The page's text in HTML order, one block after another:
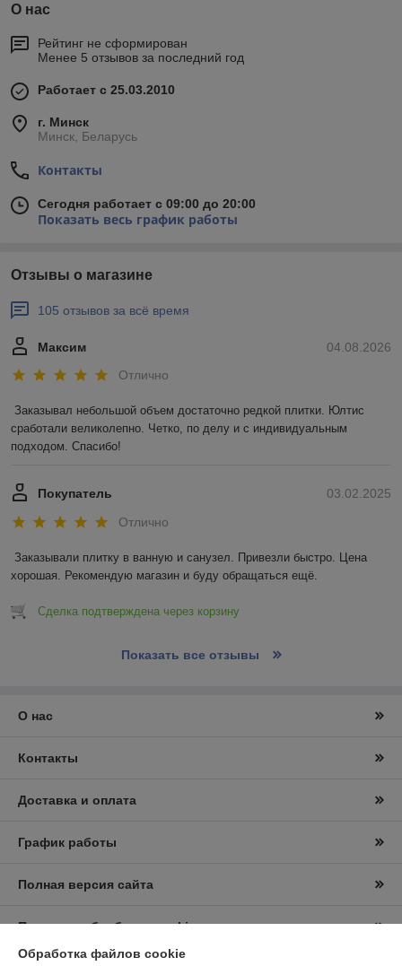
О нас
Рейтинг не сформирован
Менее 5 отзывов за последний год
Работает с 25.03.2010
г. Минск
Минск, Беларусь
Контакты
Сегодня работает с 09:00 до 20:00
Показать весь график работы
Отзывы о магазине
105 отзывов за всё время
04.08.2026
Максим
Отлично
Заказывал небольшой объем достаточно редкой плитки. Юлтис
сработали великолепно. Четко, по делу и с индивидуальным
подходом. Спасибо!
03.02.2025
Покупатель
Отлично
Заказывали плитку в ванную и санузел. Привезли быстро. Цена
хорошая. Рекомендую магазин и буду обращаться ещё.
Сделка подтверждена через корзину
Показать все отзывы
О нас
Контакты
Доставка и оплата
График работы
Полная версия сайта
Политика обработки cookies
Обработка файлов cookie